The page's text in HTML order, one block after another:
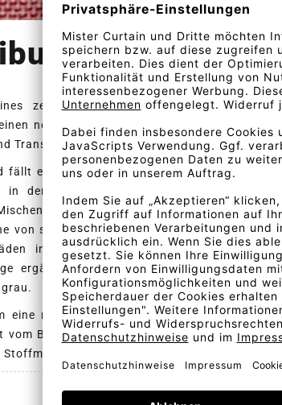
zeitlosen, transparenten Wollstoffs. Mit
neuen Ausdruck, während feines Wollgarn
Transparenz sorgen.
elegant wie getragene, maßgeschneiderte
der Farbpalette des garngefärbten Stoffs
von Garnen, die entweder fasergefärbt
von schwarzem Burgunder, dunklem Efeu und
in gebrochenem Wollweiß oder Schwarz
ergänzen die verblichenen Neutraltöne aus
eine realistische Darstellung der Stofffarben.
Bildschirmbild abweichen. Für eine exakte